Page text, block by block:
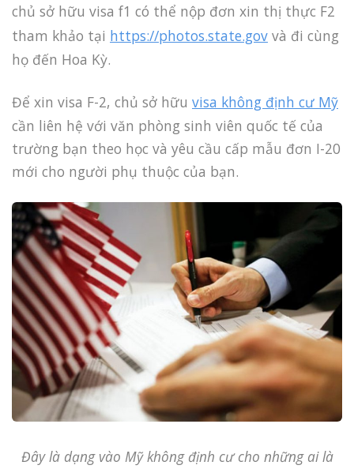
chủ sở hữu visa f1 có thể nộp đơn xin thị thực F2
tham khảo tại https://photos.state.gov và đi cùng
họ đến Hoa Kỳ.
Để xin visa F-2, chủ sở hữu visa không định cư Mỹ
cần liên hệ với văn phòng sinh viên quốc tế của
trường bạn theo học và yêu cầu cấp mẫu đơn I-20
mới cho người phụ thuộc của bạn.
Đây là dạng vào Mỹ không định cư cho những ai là